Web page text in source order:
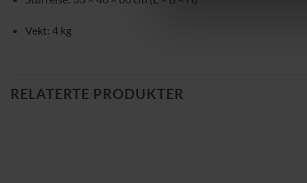
Vekt: 4 kg
RELATERTE PRODUKTER